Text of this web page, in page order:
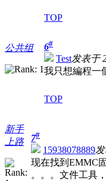
TOP
公共组 6#
Test发表于
我只想編程一
TOP
新手
上路
7#
15938078889
现在找到EMMC
。。。文件工具